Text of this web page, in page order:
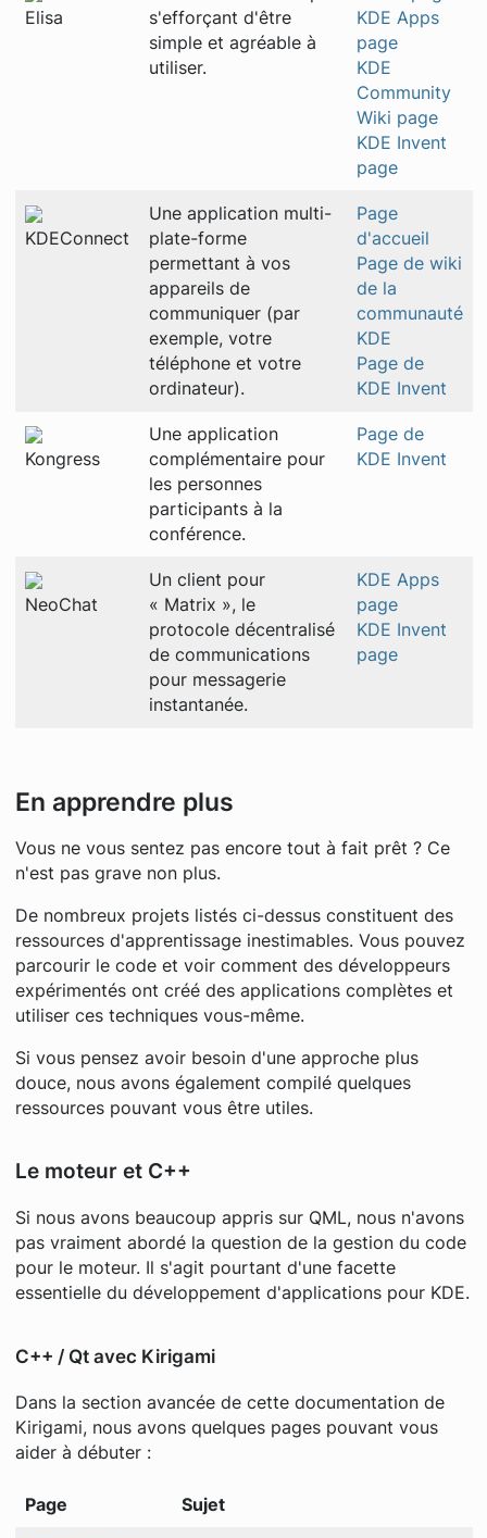
Elisa
s'efforçant d'être
simple et agréable à
utiliser.
KDE Apps
page
KDE
Community
Wiki page
KDE Invent
page
KDEConnect
Une application multi-
plate-forme
permettant à vos
appareils de
communiquer (par
exemple, votre
téléphone et votre
ordinateur).
Page
d'accueil
Page de wiki
de la
communauté
KDE
Page de
KDE Invent
Kongress
Une application
complémentaire pour
les personnes
participants à la
conférence.
Page de
KDE Invent
NeoChat
Un client pour
« Matrix », le
protocole décentralisé
de communications
pour messagerie
instantanée.
KDE Apps
page
KDE Invent
page
En apprendre plus
Vous ne vous sentez pas encore tout à fait prêt ? Ce
n'est pas grave non plus.
De nombreux projets listés ci-dessus constituent des
ressources d'apprentissage inestimables. Vous pouvez
parcourir le code et voir comment des développeurs
expérimentés ont créé des applications complètes et
utiliser ces techniques vous-même.
Si vous pensez avoir besoin d'une approche plus
douce, nous avons également compilé quelques
ressources pouvant vous être utiles.
Le moteur et C++
Si nous avons beaucoup appris sur QML, nous n'avons
pas vraiment abordé la question de la gestion du code
pour le moteur. Il s'agit pourtant d'une facette
essentielle du développement d'applications pour KDE.
C++ / Qt avec Kirigami
Dans la section avancée de cette documentation de
Kirigami, nous avons quelques pages pouvant vous
aider à débuter :
Page Sujet